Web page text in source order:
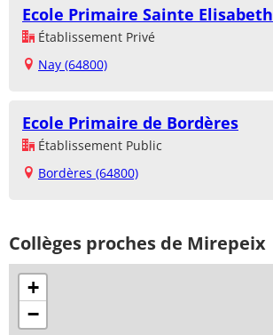
Ecole Primaire Sainte Elisabeth
Établissement Privé
Nay (64800)
Ecole Primaire de Bordères
Établissement Public
Bordères (64800)
Collèges proches de Mirepeix
+
−